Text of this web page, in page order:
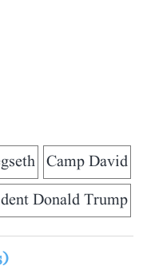
Camp David
Donald Trump